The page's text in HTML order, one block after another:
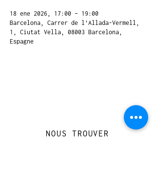
18 ene 2026, 17:00 – 19:00
Barcelona, Carrer de l'Allada-Vermell,
1, Ciutat Vella, 08003 Barcelona,
Espagne
NOUS TROUVER